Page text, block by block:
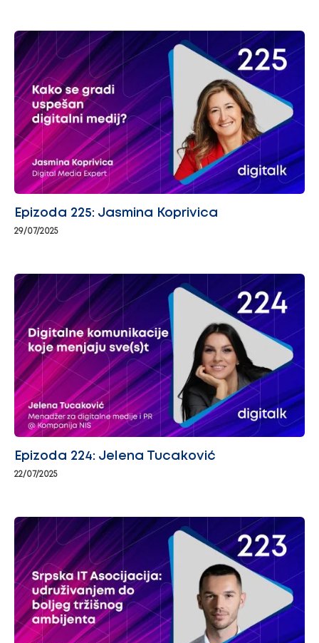
Epizoda 225: Jasmina Koprivica
29/07/2025
Epizoda 224: Jelena Tucaković
22/07/2025